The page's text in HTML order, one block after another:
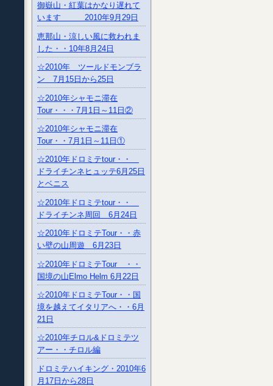
御嶽山・紅葉はかなり遅れて
います 2010年9月29日
恵那山・涼しい風に救われま
した・・10年8月24日
☆2010年 ツールドモンブラ
ン 7月15日から25日
☆2010年シャモニ滞在
Tour・・・7月1日～11日②
☆2010年シャモニ滞在
Tour・・7月1日～11日①
☆2010年ドロミテtour・・
ドライチンネヒュッテ6月25日
とベニス
☆2010年ドロミテtour・・
ドライチンネ周回 6月24日
☆2010年ドロミテTour・・赤
い壁の山周遊 6月23日
☆2010年ドロミテTour ・・
国境の山Elmo Helm 6月22日
☆2010年ドロミテTour・・国
境を越えてイタリアへ・・6月
21日
☆2010年チロル&ドロミテツ
アー・・チロル編
ドロミテハイキング・2010年6
月17日から28日